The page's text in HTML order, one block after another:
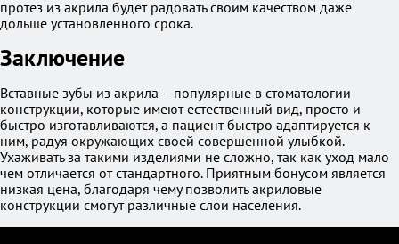
протез из акрила будет радовать своим качеством даже
дольше установленного срока.
Заключение
Вставные зубы из акрила – популярные в стоматологии
конструкции, которые имеют естественный вид, просто и
быстро изготавливаются, а пациент быстро адаптируется к
ним, радуя окружающих своей совершенной улыбкой.
Ухаживать за такими изделиями не сложно, так как уход мало
чем отличается от стандартного. Приятным бонусом является
низкая цена, благодаря чему позволить акриловые
конструкции смогут различные слои населения.